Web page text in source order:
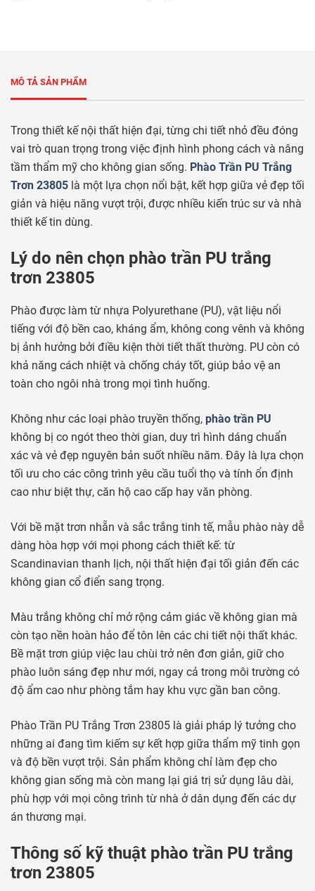
MÔ TẢ SẢN PHẨM
Trong thiết kế nội thất hiện đại, từng chi tiết nhỏ đều đóng
vai trò quan trọng trong việc định hình phong cách và nâng
tầm thẩm mỹ cho không gian sống. Phào Trần PU Trắng
Trơn 23805 là một lựa chọn nổi bật, kết hợp giữa vẻ đẹp tối
giản và hiệu năng vượt trội, được nhiều kiến trúc sư và nhà
thiết kế tin dùng.
Lý do nên chọn phào trần PU trắng
trơn 23805
Phào được làm từ nhựa Polyurethane (PU), vật liệu nổi
tiếng với độ bền cao, kháng ẩm, không cong vênh và không
bị ảnh hưởng bởi điều kiện thời tiết thất thường. PU còn có
khả năng cách nhiệt và chống cháy tốt, giúp bảo vệ an
toàn cho ngôi nhà trong mọi tình huống.
Không như các loại phào truyền thống, phào trần PU
không bị co ngót theo thời gian, duy trì hình dáng chuẩn
xác và vẻ đẹp nguyên bản suốt nhiều năm. Đây là lựa chọn
tối ưu cho các công trình yêu cầu tuổi thọ và tính ổn định
cao như biệt thự, căn hộ cao cấp hay văn phòng.
Với bề mặt trơn nhẵn và sắc trắng tinh tế, mẫu phào này dễ
dàng hòa hợp với mọi phong cách thiết kế: từ
Scandinavian thanh lịch, nội thất hiện đại tối giản đến các
không gian cổ điển sang trọng.
Màu trắng không chỉ mở rộng cảm giác về không gian mà
còn tạo nền hoàn hảo để tôn lên các chi tiết nội thất khác.
Bề mặt trơn giúp việc lau chùi trở nên đơn giản, giữ cho
phào luôn sáng đẹp như mới, ngay cả trong môi trường có
độ ẩm cao như phòng tắm hay khu vực gần ban công.
Phào Trần PU Trắng Trơn 23805 là giải pháp lý tưởng cho
những ai đang tìm kiếm sự kết hợp giữa thẩm mỹ tinh gọn
và độ bền vượt trội. Sản phẩm không chỉ làm đẹp cho
không gian sống mà còn mang lại giá trị sử dụng lâu dài,
phù hợp với mọi công trình từ nhà ở dân dụng đến các dự
án thương mại.
Thông số kỹ thuật phào trần PU trắng
trơn 23805